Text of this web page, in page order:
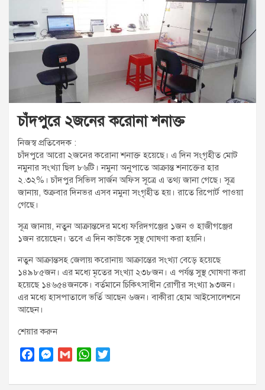
:
চাঁদপুরে ২জনের করোনা শনাক্ত
নিজস্ব প্রতিবেদক :
চাঁদপুরে আরো ২জনের করোনা শনাক্ত হয়েছে। এ দিন সংগৃহীত মোট
নমুনার সংখ্যা ছিল ৮৬টি। নমুনা অনুপাতে আক্রান্ত শনাক্তের হার
২.৩২%। চাঁদপুর সিভিল সার্জন অফিস সূত্রে এ তথ্য জানা গেছে। সূত্র
জানায়, শুক্রবার দিনভর এসব নমুনা সংগৃহীত হয়। রাতে রিপোর্ট পাওয়া
গেছে।
সূত্র জানায়, নতুন আক্রান্তদের মধ্যে ফরিদগঞ্জের ১জন ও হাজীগঞ্জের
১জন রয়েছেন। তবে এ দিন কাউকে সুস্থ ঘোষণা করা হয়নি।
নতুন আক্রান্তসহ জেলায় করোনায় আক্রান্তের সংখ্যা বেড়ে হয়েছে
১৪৯৮৫জন। এর মধ্যে মৃতের সংখ্যা ২৩৮জন। এ পর্যন্ত সুস্থ ঘোষণা করা
হয়েছে ১৪৬৫৪জনকে। বর্তমানে চিকিৎসাধীন রোগীর সংখ্যা ৯৩জন।
এর মধ্যে হাসপাতালে ভর্তি আছেন ৬জন। বাকীরা হোম আইসোলেশনে
আছেন।
শেয়ার করুন
c
M
s
G
a
W
a
i